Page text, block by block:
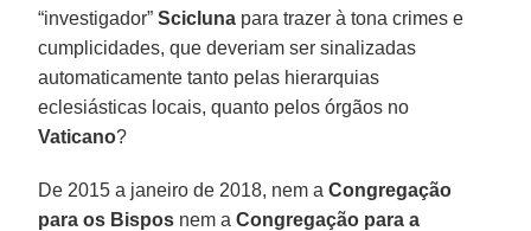
“investigador”Scicluna para trazer à tona crimes e
cumplicidades, que deveriam ser sinalizadas
automaticamente tanto pelas hierarquias
eclesiásticas locais, quanto pelos órgãos no
Vaticano?
De 2015 a janeiro de 2018, nem aCongregação
para os Bispos nem aCongregação para a